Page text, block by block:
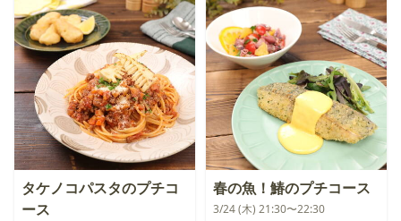
タケノコパスタのプチコ
ース
春の魚！鰆のプチコース
3/24 (木) 21:30〜22:30